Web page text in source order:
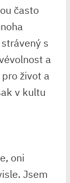
často
s
a
život a
v kultu
oni
Jsem